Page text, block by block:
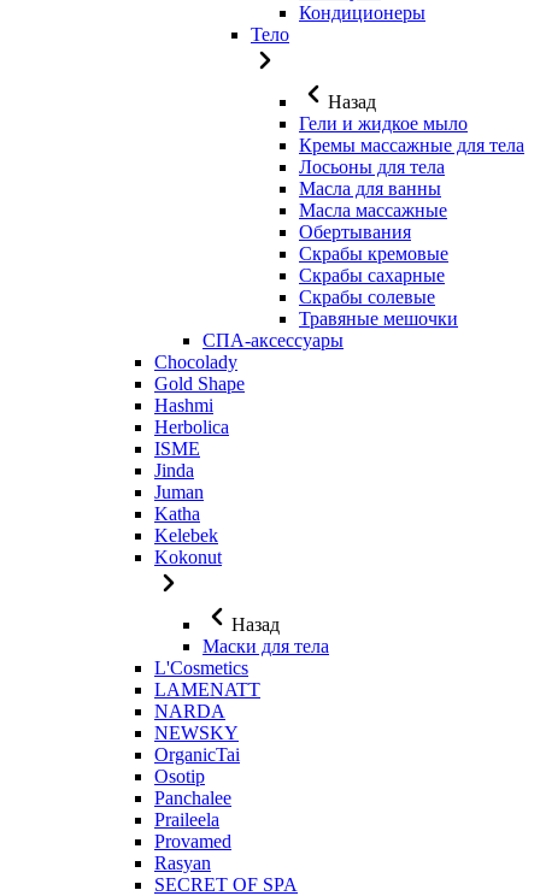
Кондиционеры
Тело
Назад
Гели и жидкое мыло
Кремы массажные для тела
Лосьоны для тела
Масла для ванны
Масла массажные
Обертывания
Скрабы кремовые
Скрабы сахарные
Скрабы солевые
Травяные мешочки
СПА-аксессуары
Chocolady
Gold Shape
Hashmi
Herbolica
ISME
Jinda
Juman
Katha
Kelebek
Kokonut
Назад
Маски для тела
L'Cosmetics
LAMENATT
NARDA
NEWSKY
OrganicTai
Osotip
Panchalee
Praileela
Provamed
Rasyan
SECRET OF SPA